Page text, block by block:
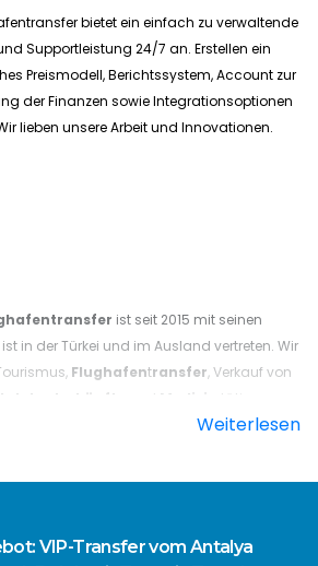
bietet ein einfach zu verwaltende
Supportleistung 24/7 an. Erstellen ein
Preismodell, Berichtssystem, Account zur
der Finanzen sowie Integrationsoptionen
lieben unsere Arbeit und Innovationen.
ist seit 2015 mit seinen
in der Türkei und im Ausland vertreten. Wir
Flughafentransfer, Verkauf von
und Medizin
tätig.
einen Reiseplan erstellen? DaWeiterlesen
VIP-Transfer vom Antalya